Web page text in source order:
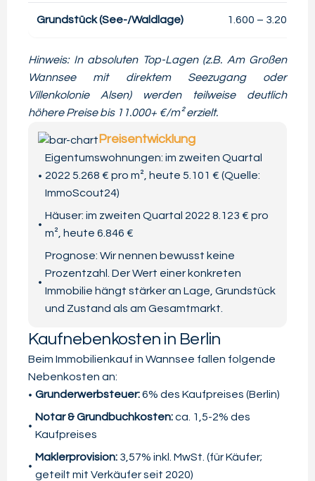
Grundstück (See-/Waldlage) 1.600 – 3.200 €
Hinweis: In absoluten Top-Lagen (z.B. Am Großen
Wannsee mit direktem Seezugang oder
Villenkolonie Alsen) werden teilweise deutlich
höhere Preise bis 11.000+ €/m² erzielt.
Preisentwicklung
Eigentumswohnungen: im zweiten Quartal
2022 5.268 € pro m², heute 5.101 € (Quelle:
ImmoScout24)
Häuser: im zweiten Quartal 2022 8.123 € pro
m², heute 6.846 €
Prognose: Wir nennen bewusst keine
Prozentzahl. Der Wert einer konkreten
Immobilie hängt stärker an Lage, Grundstück
und Zustand als am Gesamtmarkt.
Kaufnebenkosten in Berlin
Beim Immobilienkauf in Wannsee fallen folgende
Nebenkosten an:
Grunderwerbsteuer:6% des Kaufpreises (Berlin)
Notar & Grundbuchkosten:ca. 1,5-2% des
Kaufpreises
Maklerprovision: 3,57% inkl. MwSt. (für Käufer;
geteilt mit Verkäufer seit 2020)